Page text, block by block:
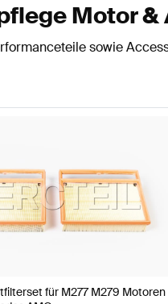
Motor
sowie
Klasse W177
für M277 M279 Motoren